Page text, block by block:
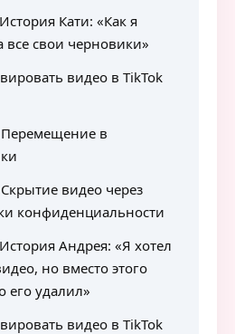
Кати: «Как я
все свои черновики»
видео в TikTok
в
видео через
конфиденциальности
Андрея: «Я хотел
но вместо этого
его удалил»
видео в TikTok